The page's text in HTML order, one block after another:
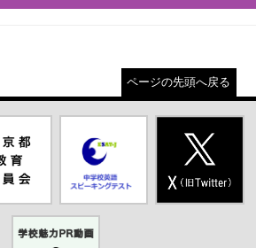
ページの先頭へ戻る
別ウイ
が開き
ピーキングテ
スト（別ウイ
ンドウが開き
（別ウインド
ウが開きま
す）
学校魅力PR